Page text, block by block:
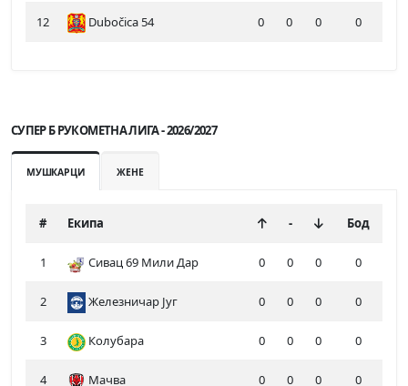
12 Dubočica 54 0 0 0 0
СУПЕР Б РУКОМЕТНА ЛИГА - 2026/2027
МУШКАРЦИ ЖЕНЕ
# Екипа - Бод
1 Сивац 69 Мили Дар 0 0 0 0
2 Железничар Југ 0 0 0 0
3 Колубара 0 0 0 0
4 Мачва 0 0 0 0